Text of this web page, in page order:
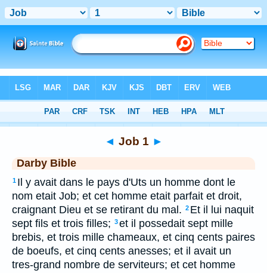
◄ Job 1 ►
Darby Bible
1 Il y avait dans le pays d'Uts un homme dont le
nom etait Job; et cet homme etait parfait et droit,
craignant Dieu et se retirant du mal. 2 Et il lui naquit
sept fils et trois filles; 3et il possedait sept mille
brebis, et trois mille chameaux, et cinq cents paires
de boeufs, et cinq cents anesses; et il avait un
tres-grand nombre de serviteurs; et cet homme